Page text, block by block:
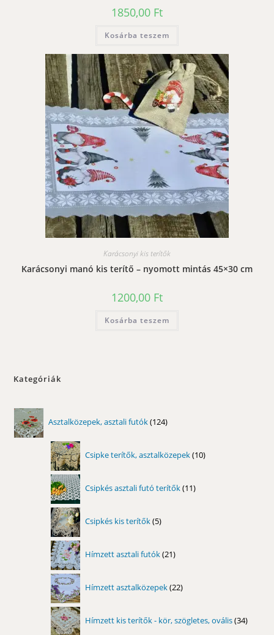
1850,00 Ft
Kosárba teszem
Karácsonyi kis terítők
Karácsonyi manó kis terítő – nyomott mintás 45×30 cm
1200,00 Ft
Kosárba teszem
Kategóriák
Asztalközepek, asztali futók 124
termék
Csipke terítők, asztalközepek 10
termék
Csipkés asztali futó terítők 11
termék
Csipkés kis terítők 5
termék
Hímzett asztali futók 21
termék
Hímzett asztalközepek 22
termék
Hímzett kis terítők - kör, szögletes, ovális 34
termék